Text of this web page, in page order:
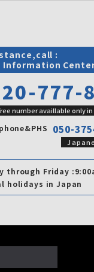
:
Information
777-
number availlable only in
050-
through Friday
holidays in Japan